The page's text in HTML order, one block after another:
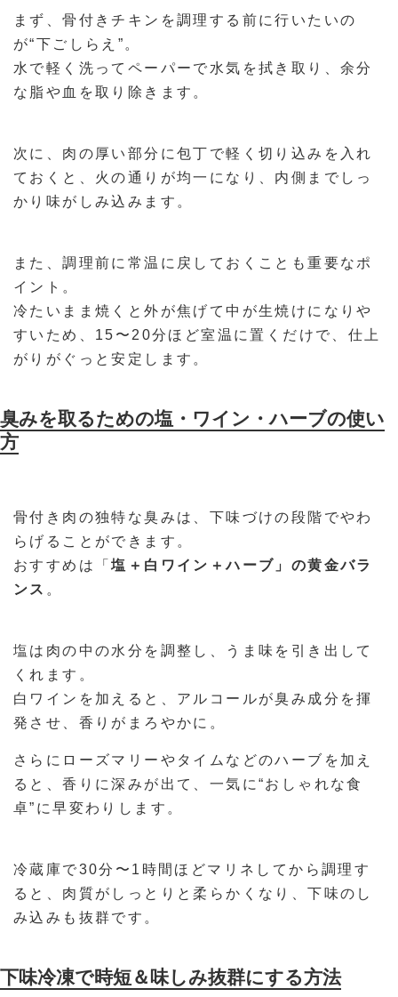
まず、骨付きチキンを調理する前に行いたいの
が“下ごしらえ”。
水で軽く洗ってペーパーで水気を拭き取り、余分
な脂や血を取り除きます。
次に、肉の厚い部分に包丁で軽く切り込みを入れ
ておくと、火の通りが均一になり、内側までしっ
かり味がしみ込みます。
また、調理前に常温に戻しておくことも重要なポ
イント。
冷たいまま焼くと外が焦げて中が生焼けになりや
すいため、15〜20分ほど室温に置くだけで、仕上
がりがぐっと安定します。
臭みを取るための塩・ワイン・ハーブの使い
方
骨付き肉の独特な臭みは、下味づけの段階でやわ
らげることができます。
おすすめは「塩＋白ワイン＋ハーブ」の黄金バラ
ンス 。
塩は肉の中の水分を調整し、うま味を引き出して
くれます。
白ワインを加えると、アルコールが臭み成分を揮
発させ、香りがまろやかに。
さらにローズマリーやタイムなどのハーブを加え
ると、香りに深みが出て、一気に“おしゃれな食
卓”に早変わりします。
冷蔵庫で30分〜1時間ほどマリネしてから調理す
ると、肉質がしっとりと柔らかくなり、下味のし
み込みも抜群です。
下味冷凍で時短＆味しみ抜群にする方法